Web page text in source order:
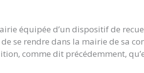
équipée d’un dispositif de
se rendre dans la mairie de sa
comme dit précédemment,